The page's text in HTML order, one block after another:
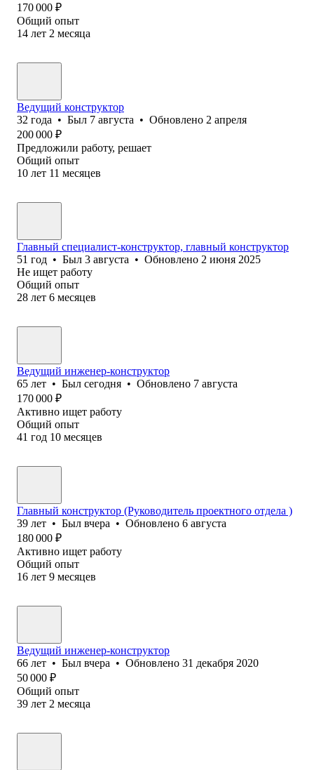
170 000 ₽
Общий опыт
14 лет 2 месяца
Ведущий конструктор
32 года • Был 7 августа • Обновлено 2 апреля
200 000 ₽
Предложили работу, решает
Общий опыт
10 лет 11 месяцев
Главный специалист-конструктор, главный конструктор
51 год • Был 3 августа • Обновлено 2 июня 2025
Не ищет работу
Общий опыт
28 лет 6 месяцев
Ведущий инженер-конструктор
65 лет • Был сегодня • Обновлено 7 августа
170 000 ₽
Активно ищет работу
Общий опыт
41 год 10 месяцев
Главный конструктор (Руководитель проектного отдела )
39 лет • Был вчера • Обновлено 6 августа
180 000 ₽
Активно ищет работу
Общий опыт
16 лет 9 месяцев
Ведущий инженер-конструктор
66 лет • Был вчера • Обновлено 31 декабря 2020
50 000 ₽
Общий опыт
39 лет 2 месяца